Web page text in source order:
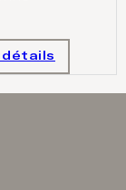
détails